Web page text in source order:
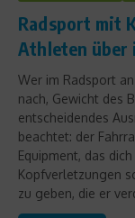
Radsport mit
Athleten über
Wer im Radsport
nach, Gewicht des
entscheidendes
beachtet: der
Equipment, das
Kopfverletzungen
zu geben, die er